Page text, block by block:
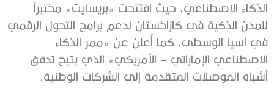
الذكاء الاصطناعي، حيث افتتحت «بريسايت» مختبراً
للمدن الذكية في كازاخستان لدعم برامج التحول الرقمي
في آسيا الوسطى، كما أُعلن عن «ممر الذكاء
الاصطناعي الإماراتي – الأمريكي» الذي يتيح تدفق
أشباه الموصلات المتقدمة إلى الشركات الوطنية.